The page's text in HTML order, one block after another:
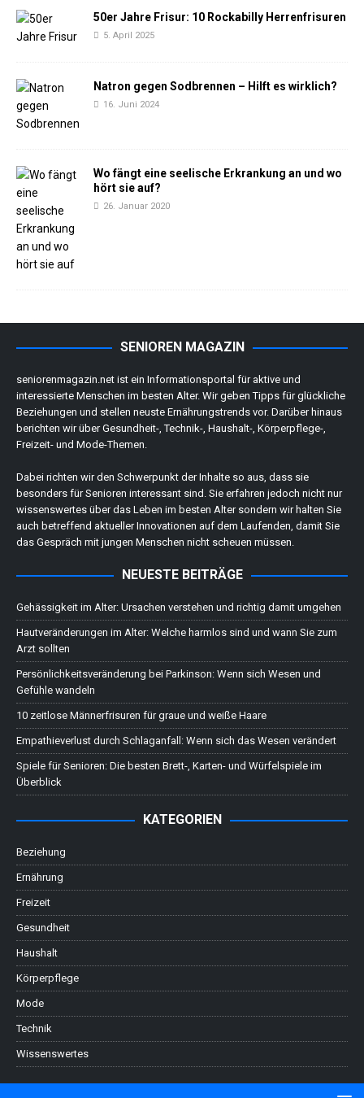
50er Jahre Frisur: 10 Rockabilly Herrenfrisuren
5. April 2025
Natron gegen Sodbrennen – Hilft es wirklich?
16. Juni 2024
Wo fängt eine seelische Erkrankung an und wo
hört sie auf?
26. Januar 2020
SENIOREN MAGAZIN
seniorenmagazin.net ist ein Informationsportal für aktive und
interessierte Menschen im besten Alter. Wir geben Tipps für glückliche
Beziehungen und stellen neuste Ernährungstrends vor. Darüber hinaus
berichten wir über Gesundheit-, Technik-, Haushalt-, Körperpflege-,
Freizeit- und Mode-Themen.
Dabei richten wir den Schwerpunkt der Inhalte so aus, dass sie
besonders für Senioren interessant sind. Sie erfahren jedoch nicht nur
wissenswertes über das Leben im besten Alter sondern wir halten Sie
auch betreffend aktueller Innovationen auf dem Laufenden, damit Sie
das Gespräch mit jungen Menschen nicht scheuen müssen.
NEUESTE BEITRÄGE
Gehässigkeit im Alter: Ursachen verstehen und richtig damit umgehen
Hautveränderungen im Alter: Welche harmlos sind und wann Sie zum
Arzt sollten
Persönlichkeitsveränderung bei Parkinson: Wenn sich Wesen und
Gefühle wandeln
10 zeitlose Männerfrisuren für graue und weiße Haare
Empathieverlust durch Schlaganfall: Wenn sich das Wesen verändert
Spiele für Senioren: Die besten Brett-, Karten- und Würfelspiele im
Überblick
KATEGORIEN
Beziehung
Ernährung
Freizeit
Gesundheit
Haushalt
Körperpflege
Mode
Technik
Wissenswertes